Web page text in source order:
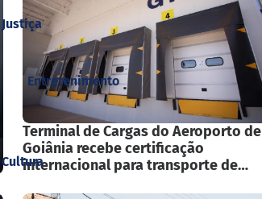
Entretenimento
Justiça
Cultura
Terminal de Cargas do Aeroporto de
Goiânia recebe certificação
internacional para transporte de